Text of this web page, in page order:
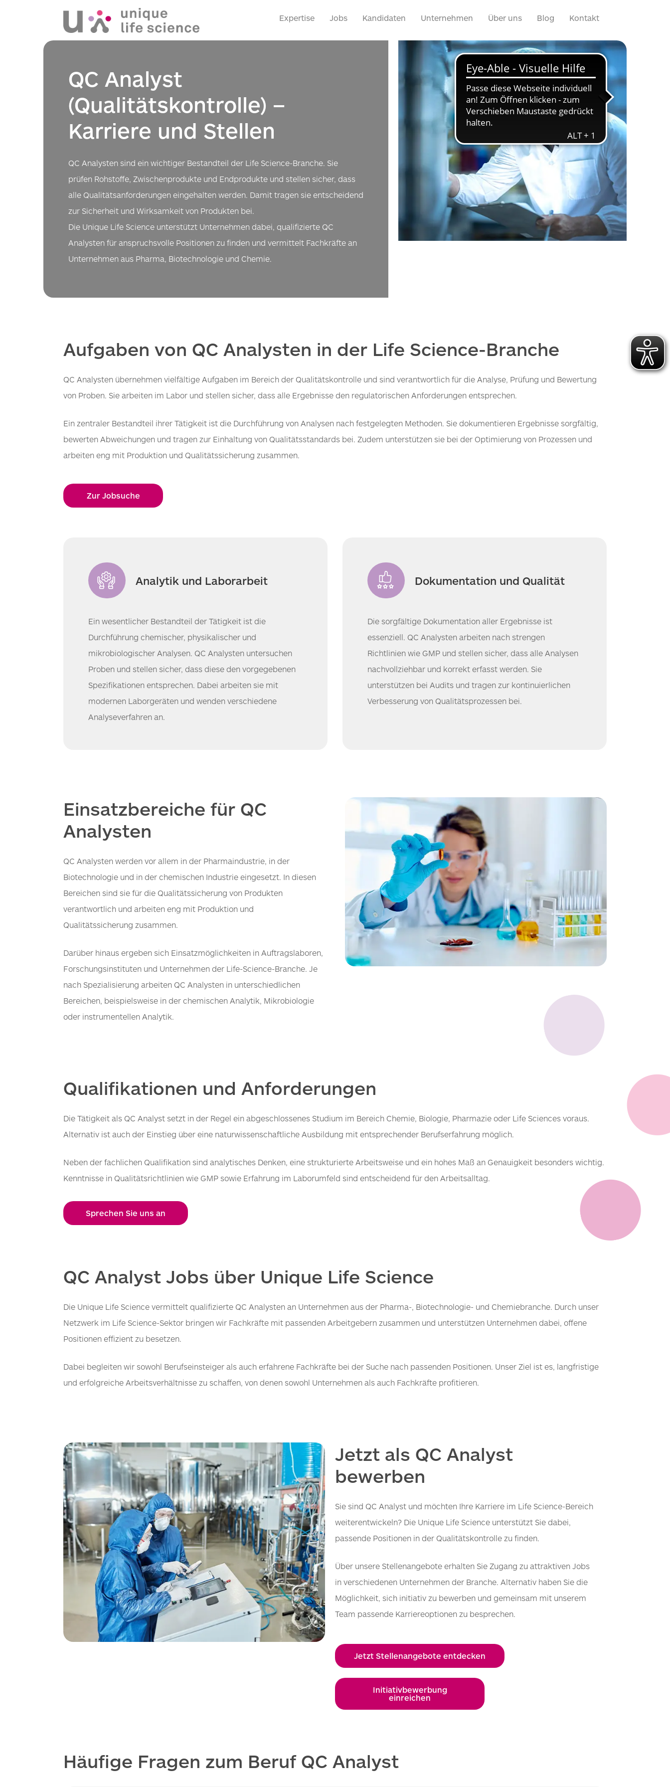
Expertise Jobs Kandidaten Unternehmen Über uns Blog Kontakt
QC Analyst
(Qualitätskontrolle) –
Karriere und Stellen
QC Analysten sind ein wichtiger Bestandteil der Life Science-Branche. Sie
prüfen Rohstoffe, Zwischenprodukte und Endprodukte und stellen sicher, dass
alle Qualitätsanforderungen eingehalten werden. Damit tragen sie entscheidend
zur Sicherheit und Wirksamkeit von Produkten bei.
Die Unique Life Science unterstützt Unternehmen dabei, qualifizierte QC
Analysten für anspruchsvolle Positionen zu finden und vermittelt Fachkräfte an
Unternehmen aus Pharma, Biotechnologie und Chemie.
Aufgaben von QC Analysten in der Life Science-Branche
QC Analysten übernehmen vielfältige Aufgaben im Bereich der Qualitätskontrolle und sind verantwortlich für die Analyse, Prüfung und Bewertung
von Proben. Sie arbeiten im Labor und stellen sicher, dass alle Ergebnisse den regulatorischen Anforderungen entsprechen.
Ein zentraler Bestandteil ihrer Tätigkeit ist die Durchführung von Analysen nach festgelegten Methoden. Sie dokumentieren Ergebnisse sorgfältig,
bewerten Abweichungen und tragen zur Einhaltung von Qualitätsstandards bei. Zudem unterstützen sie bei der Optimierung von Prozessen und
arbeiten eng mit Produktion und Qualitätssicherung zusammen.
Zur Jobsuche
Analytik und Laborarbeit
Ein wesentlicher Bestandteil der Tätigkeit ist die
Durchführung chemischer, physikalischer und
mikrobiologischer Analysen. QC Analysten untersuchen
Proben und stellen sicher, dass diese den vorgegebenen
Spezifikationen entsprechen. Dabei arbeiten sie mit
modernen Laborgeräten und wenden verschiedene
Analyseverfahren an.
Dokumentation und Qualität
Die sorgfältige Dokumentation aller Ergebnisse ist
essenziell. QC Analysten arbeiten nach strengen
Richtlinien wie GMP und stellen sicher, dass alle Analysen
nachvollziehbar und korrekt erfasst werden. Sie
unterstützen bei Audits und tragen zur kontinuierlichen
Verbesserung von Qualitätsprozessen bei.
Einsatzbereiche für QC
Analysten
QC Analysten werden vor allem in der Pharmaindustrie, in der
Biotechnologie und in der chemischen Industrie eingesetzt. In diesen
Bereichen sind sie für die Qualitätssicherung von Produkten
verantwortlich und arbeiten eng mit Produktion und
Qualitätssicherung zusammen.
Darüber hinaus ergeben sich Einsatzmöglichkeiten in Auftragslaboren,
Forschungsinstituten und Unternehmen der Life-Science-Branche. Je
nach Spezialisierung arbeiten QC Analysten in unterschiedlichen
Bereichen, beispielsweise in der chemischen Analytik, Mikrobiologie
oder instrumentellen Analytik.
Qualifikationen und Anforderungen
Die Tätigkeit als QC Analyst setzt in der Regel ein abgeschlossenes Studium im Bereich Chemie, Biologie, Pharmazie oder Life Sciences voraus.
Alternativ ist auch der Einstieg über eine naturwissenschaftliche Ausbildung mit entsprechender Berufserfahrung möglich.
Neben der fachlichen Qualifikation sind analytisches Denken, eine strukturierte Arbeitsweise und ein hohes Maß an Genauigkeit besonders wichtig.
Kenntnisse in Qualitätsrichtlinien wie GMP sowie Erfahrung im Laborumfeld sind entscheidend für den Arbeitsalltag.
Sprechen Sie uns an
QC Analyst Jobs über Unique Life Science
Die Unique Life Science vermittelt qualifizierte QC Analysten an Unternehmen aus der Pharma-, Biotechnologie- und Chemiebranche. Durch unser
Netzwerk im Life Science-Sektor bringen wir Fachkräfte mit passenden Arbeitgebern zusammen und unterstützen Unternehmen dabei, offene
Positionen effizient zu besetzen.
Dabei begleiten wir sowohl Berufseinsteiger als auch erfahrene Fachkräfte bei der Suche nach passenden Positionen. Unser Ziel ist es, langfristige
und erfolgreiche Arbeitsverhältnisse zu schaffen, von denen sowohl Unternehmen als auch Fachkräfte profitieren.
Jetzt als QC Analyst
bewerben
Sie sind QC Analyst und möchten Ihre Karriere im Life Science-Bereich
weiterentwickeln? Die Unique Life Science unterstützt Sie dabei,
passende Positionen in der Qualitätskontrolle zu finden.
Über unsere Stellenangebote erhalten Sie Zugang zu attraktiven Jobs
in verschiedenen Unternehmen der Branche. Alternativ haben Sie die
Möglichkeit, sich initiativ zu bewerben und gemeinsam mit unserem
Team passende Karriereoptionen zu besprechen.
Jetzt Stellenangebote entdecken
Initiativbewerbung
einreichen
Häufige Fragen zum Beruf QC Analyst